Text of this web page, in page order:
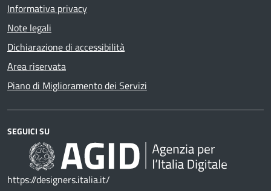
Informativa privacy
Note legali
Dichiarazione di accessibilità
Area riservata
Piano di Miglioramento dei Servizi
SEGUICI SU
https://designers.italia.it/